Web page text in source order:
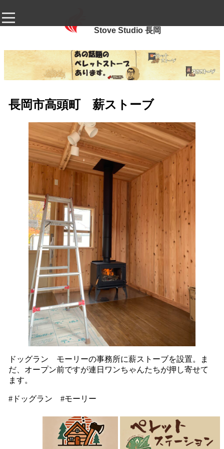
Stove Studio 長岡
長岡市高頭町 薪ストーブ
ドッグラン モーリーの事務所に薪ストーブを設置。ま
だ、オープン前ですが連日ワンちゃんたちが押し寄せて
ます。
#ドッグラン #モーリー